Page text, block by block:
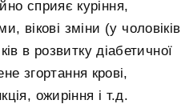
сприяє куріння,
вікові зміни (у чоловіків
в розвитку діабетичної
згортання крові,
ожиріння і т.д.